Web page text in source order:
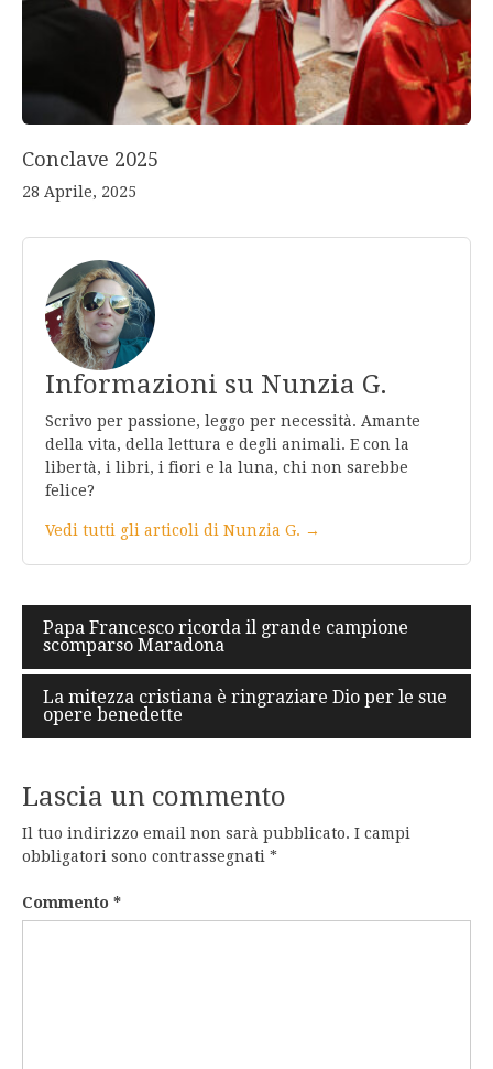
Conclave 2025
28 Aprile, 2025
Informazioni su Nunzia G.
Scrivo per passione, leggo per necessità. Amante
della vita, della lettura e degli animali. E con la
libertà, i libri, i fiori e la luna, chi non sarebbe
felice?
Vedi tutti gli articoli di Nunzia G. →
Navigazione
articoli
Papa Francesco ricorda il grande campione
scomparso Maradona
La mitezza cristiana è ringraziare Dio per le sue
opere benedette
Lascia un commento
Il tuo indirizzo email non sarà pubblicato. I campi
obbligatori sono contrassegnati *
Commento *